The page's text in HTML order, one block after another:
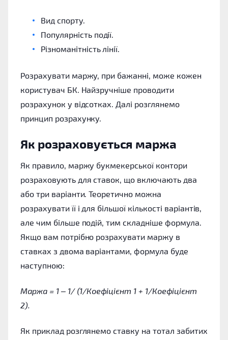
Вид спорту.
Популярність події.
Різноманітність лінії.
Розрахувати маржу, при бажанні, може кожен
користувач БК. Найзручніше проводити
розрахунок у відсотках. Далі розглянемо
принцип розрахунку.
Як розраховується маржа
Як правило, маржу букмекерської контори
розраховують для ставок, що включають два
або три варіанти. Теоретично можна
розрахувати її і для більшої кількості варіантів,
але чим більше подій, тим складніше формула.
Якщо вам потрібно розрахувати маржу в
ставках з двома варіантами, формула буде
наступною:
Маржа = 1 – 1/ (1/Коефіцієнт 1 + 1/Коефіцієнт
2).
Як приклад розглянемо ставку на тотал забитих